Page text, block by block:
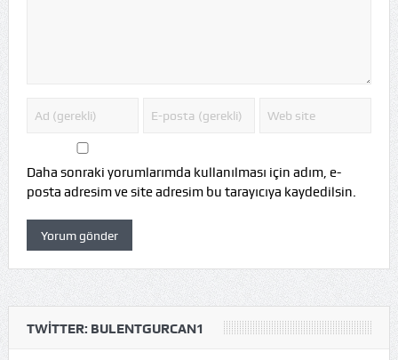
Daha sonraki yorumlarımda kullanılması için adım, e-
posta adresim ve site adresim bu tarayıcıya kaydedilsin.
TWITTER: BULENTGURCAN1